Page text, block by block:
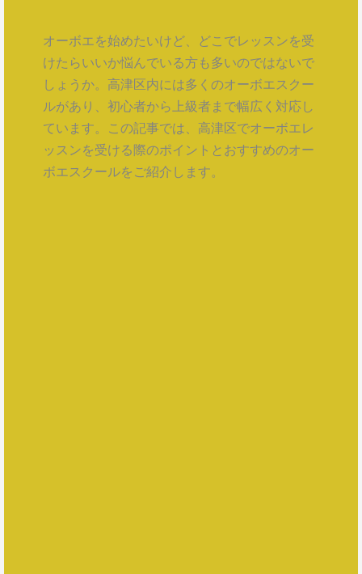
オーボエを始めたいけど、どこでレッスンを受
けたらいいか悩んでいる方も多いのではないで
しょうか。高津区内には多くのオーボエスクー
ルがあり、初心者から上級者まで幅広く対応し
ています。この記事では、高津区でオーボエレ
ッスンを受ける際のポイントとおすすめのオー
ボエスクールをご紹介します。